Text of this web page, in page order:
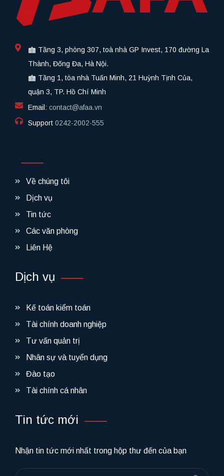
Tầng 3, phòng 307, toà nhà GP Invest, 170 đường La
Thành, Đống Đa, Hà Nội.
Tầng 1, tòa nhà Tuấn Minh, 21 Huỳnh Tịnh Của,
quận 3, TP. Hồ Chí Minh
Email: contact@afaa.vn
Support 0242-2002-555​
Về chúng tôi
Dịch vụ
Tin tức
Các văn phòng
Liên Hệ
Dịch vụ
Kế toán kiểm toán
Tài chính doanh nghiệp
Tư vấn quản trị
Nhân sự và tuyển dụng
Đào tạo
Tài chính cá nhân
Tin tức mới
Nhận tin tức mới nhất trong hộp thư đến của bạn